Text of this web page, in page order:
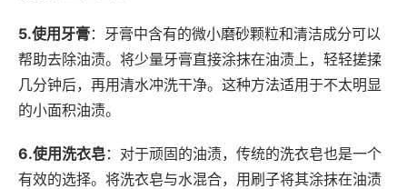
5.使用牙膏：牙膏中含有的微小磨砂颗粒和清洁成分可以
帮助去除油渍。将少量牙膏直接涂抹在油渍上，轻轻搓揉
几分钟后，再用清水冲洗干净。这种方法适用于不太明显
的小面积油渍。
6.使用洗衣皂：对于顽固的油渍，传统的洗衣皂也是一个
有效的选择。将洗衣皂与水混合，用刷子将其涂抹在油渍